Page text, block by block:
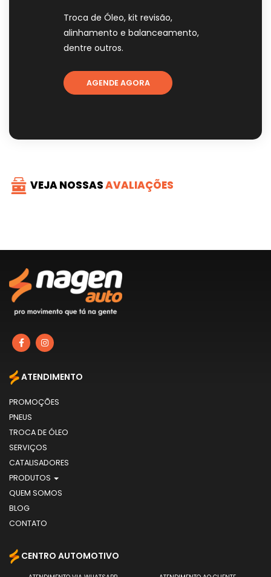
Troca de Óleo, kit revisão,
alinhamento e balanceamento,
dentre outros.
AGENDE AGORA
VEJA NOSSASAVALIAÇÕES
ATENDIMENTO
PROMOÇÕES
PNEUS
TROCA DE ÓLEO
SERVIÇOS
CATALISADORES
PRODUTOS
QUEM SOMOS
BLOG
CONTATO
CENTRO AUTOMOTIVO